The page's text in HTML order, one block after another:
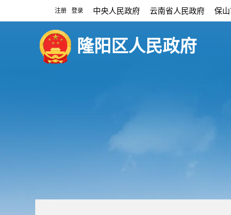
注册 登录 中央人民政府 云南省人民政府 保
隆阳区人民政府